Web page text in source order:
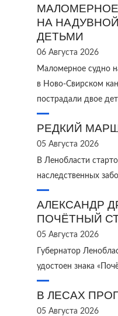
НА
ДЕТЬМИ
06 Августа 2026
Маломерное судно
в Ново‑Свирском
пострадали двое
РЕДКИЙ
05 Августа 2026
В Ленобласти
наследственных
АЛЕКСАНДР
ПОЧЁТНЫЙ
05 Августа 2026
Губернатор
удостоен знака
В ЛЕСАХ
05 Августа 2026